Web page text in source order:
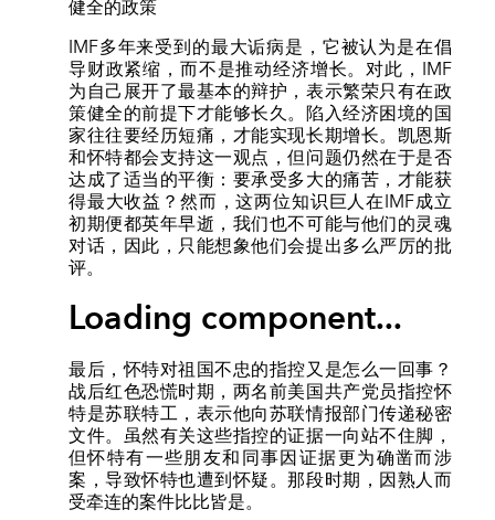
健全的政策
IMF多年来受到的最大诟病是，它被认为是在倡
导财政紧缩，而不是推动经济增长。对此，IMF
为自己展开了最基本的辩护，表示繁荣只有在政
策健全的前提下才能够长久。陷入经济困境的国
家往往要经历短痛，才能实现长期增长。凯恩斯
和怀特都会支持这一观点，但问题仍然在于是否
达成了适当的平衡：要承受多大的痛苦，才能获
得最大收益？然而，这两位知识巨人在IMF成立
初期便都英年早逝，我们也不可能与他们的灵魂
对话，因此，只能想象他们会提出多么严厉的批
评。
Loading component...
最后，怀特对祖国不忠的指控又是怎么一回事？
战后红色恐慌时期，两名前美国共产党员指控怀
特是苏联特工，表示他向苏联情报部门传递秘密
文件。虽然有关这些指控的证据一向站不住脚，
但怀特有一些朋友和同事因证据更为确凿而涉
案，导致怀特也遭到怀疑。那段时期，因熟人而
受牵连的案件比比皆是。